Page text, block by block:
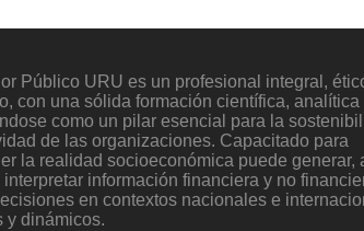
Público URU es un profesional integral,
con una sólida formación científica, analítica
como un pilar esencial para la
de las organizaciones. Capacitado para
la realidad socioeconómica puede generar,
información financiera y no
en contextos nacionales e
y dinámicos.